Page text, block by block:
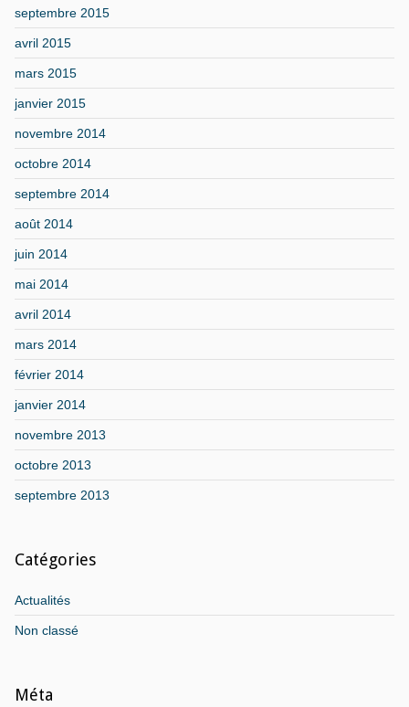
septembre 2015
avril 2015
mars 2015
janvier 2015
novembre 2014
octobre 2014
septembre 2014
août 2014
juin 2014
mai 2014
avril 2014
mars 2014
février 2014
janvier 2014
novembre 2013
octobre 2013
septembre 2013
Catégories
Actualités
Non classé
Méta